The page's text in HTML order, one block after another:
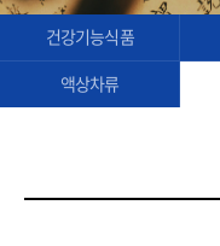
건강기능식품
액상차류